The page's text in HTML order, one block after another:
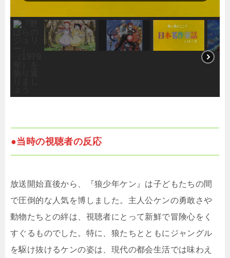
●当時の視聴者の反応
放送開始直後から、『狼少年ケン』は子どもたちの間
で圧倒的な人気を博しました。主人公ケンの勇敢さや
動物たちとの絆は、視聴者にとって新鮮で冒険心をく
すぐるものでした。特に、狼たちとともにジャングル
を駆け抜けるケンの姿は、現代の都会生活では味わえ